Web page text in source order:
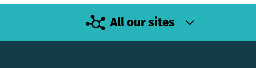
All our sites